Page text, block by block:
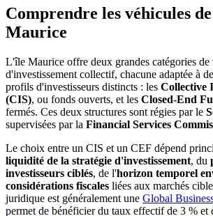
Comprendre les véhicules
Maurice
L'île Maurice offre deux grandes catégories de
d'investissement collectif, chacune adaptée à
profils d'investisseurs distincts : les Collective
(CIS), ou fonds ouverts, et les Closed-End
fermés. Ces deux structures sont régies par le
supervisées par la Financial Services
Le choix entre un CIS et un CEF dépend
liquidité de la stratégie d'investissement, du
investisseurs ciblés, de l'horizon temporel
considérations fiscales liées aux marchés
juridique est généralement une Global
permet de bénéficier du taux effectif de 3 % et